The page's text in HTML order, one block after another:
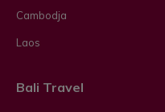
Cambodja
Laos
Bali Travel